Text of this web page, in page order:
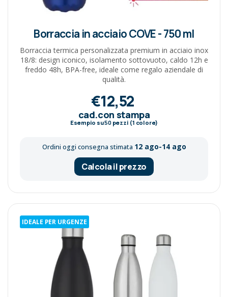
Borraccia in acciaio COVE - 750 ml
Borraccia termica personalizzata premium in acciaio inox
18/8: design iconico, isolamento sottovuoto, caldo 12h e
freddo 48h, BPA-free, ideale come regalo aziendale di
qualità.
€12,52
cad.con stampa
Esempio su50pezzi (1 colore)
Ordini oggi consegna stimata 12 ago-14 ago
Calcola il prezzo
IDEALE PER URGENZE